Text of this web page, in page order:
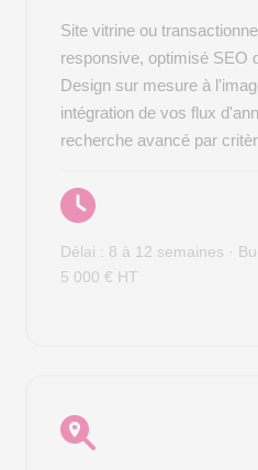
Site vitrine ou
responsive, optimisé SEO
Design sur mesure à
intégration de vos flux
recherche avancé par
Délai : 8 à 12 semaines ·
5 000 € HT